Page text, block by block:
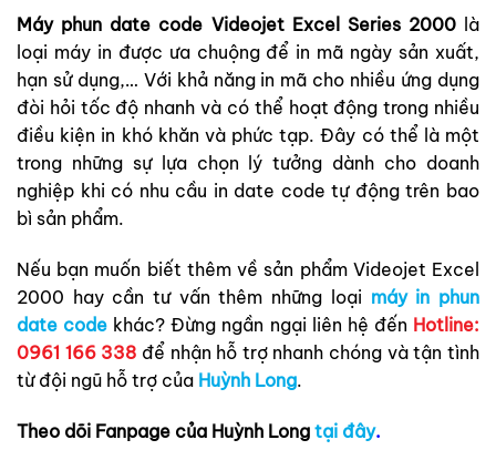
Máy phun date code Videojet Excel Series 2000 là
loại máy in được ưa chuộng để in mã ngày sản xuất,
hạn sử dụng,… Với khả năng in mã cho nhiều ứng dụng
đòi hỏi tốc độ nhanh và có thể hoạt động trong nhiều
điều kiện in khó khăn và phức tạp. Đây có thể là một
trong những sự lựa chọn lý tưởng dành cho doanh
nghiệp khi có nhu cầu in date code tự động trên bao
bì sản phẩm.
Nếu bạn muốn biết thêm về sản phẩm Videojet Excel
2000 hay cần tư vấn thêm những loại máy in phun
date code khác? Đừng ngần ngại liên hệ đến Hotline:
0961 166 338 để nhận hỗ trợ nhanh chóng và tận tình
từ đội ngũ hỗ trợ của Huỳnh Long.
Theo dõi Fanpage của Huỳnh Long tại đây.